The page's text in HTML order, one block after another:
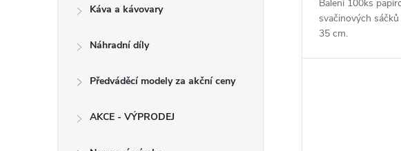
Káva a kávovary
Náhradní díly
Předváděcí modely za akční ceny
AKCE - VÝPRODEJ
Balení 100ks
svačinových
35 cm.